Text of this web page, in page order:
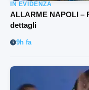
IN EVIDENZA
ALLARME NAPOLI –
dettagli
9h fa